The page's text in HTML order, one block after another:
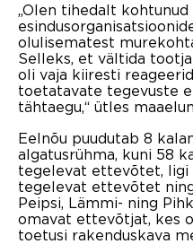
„Olen tihedalt
olulisematest
Selleks, et vältida
oli vaja kiiresti
toetatavate tegevuste
tähtaegu,“ ütles
Eelnõu puudutab 8
algatusrühma, kuni 58
tegelevat ettevõtet, ligi
tegelevat ettevõtet
Peipsi, Lämmi- ning
omavat ettevõtjat, kes
toetusi rakenduskava